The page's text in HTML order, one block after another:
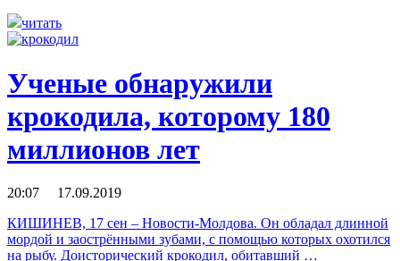
читать
Ученые обнаружили
крокодила, которому 180
миллионов лет
20:07 17.09.2019
КИШИНЕВ, 17 сен – Новости-Молдова. Он обладал длинной
мордой и заострёнными зубами, с помощью которых охотился
на рыбу. Доисторический крокодил, обитавший …